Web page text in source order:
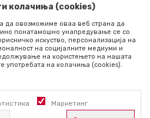
артикли прикажани на сајтот се
на производите можете да ја
76 444 490
одNB SOFT. Сите права
колачиња (cookies)
да овозможиме оваа веб страна да
понатамошно унапредување се со
искуство, персонализација на
на социјалните медиуми и
на користењето на нашата
употребата на колачиња (cookies).
Маркетинг